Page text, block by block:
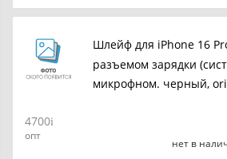
Шлейф для iPhone 16
разъемом зарядки
микрофном. черный,
4700
опт
нет в